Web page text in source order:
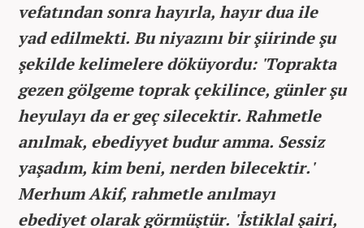
vefatından sonra hayırla, hayır dua ile
yad edilmekti. Bu niyazını bir şiirinde şu
şekilde kelimelere döküyordu: 'Toprakta
gezen gölgeme toprak çekilince, günler şu
heyulayı da er geç silecektir. Rahmetle
anılmak, ebediyyet budur amma. Sessiz
yaşadım, kim beni, nerden bilecektir.'
Merhum Akif, rahmetle anılmayı
ebediyet olarak görmüştür. 'İstiklal şairi,